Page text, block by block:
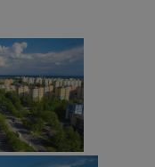
mojetychy.pl